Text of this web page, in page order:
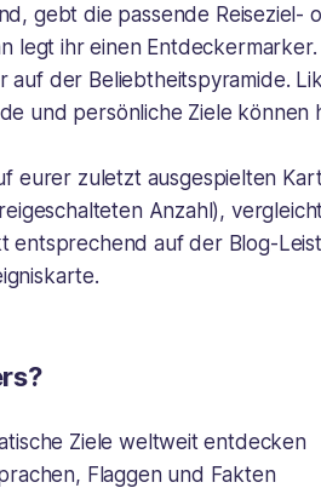
gebt die passende Reiseziel-
legt ihr einen
auf der Beliebtheitspyramide.
und persönliche Ziele können
eurer zuletzt ausgespielten
Anzahl),
entsprechend auf der Blog-
Ziele weltweit entdecken
Flaggen und Fakten